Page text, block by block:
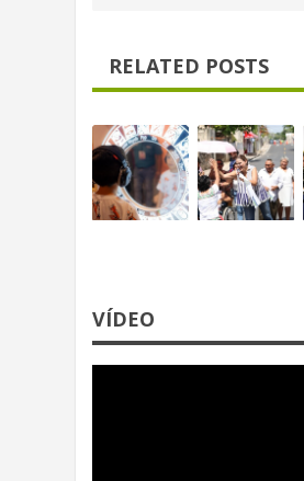
RELATED POSTS
VÍDEO